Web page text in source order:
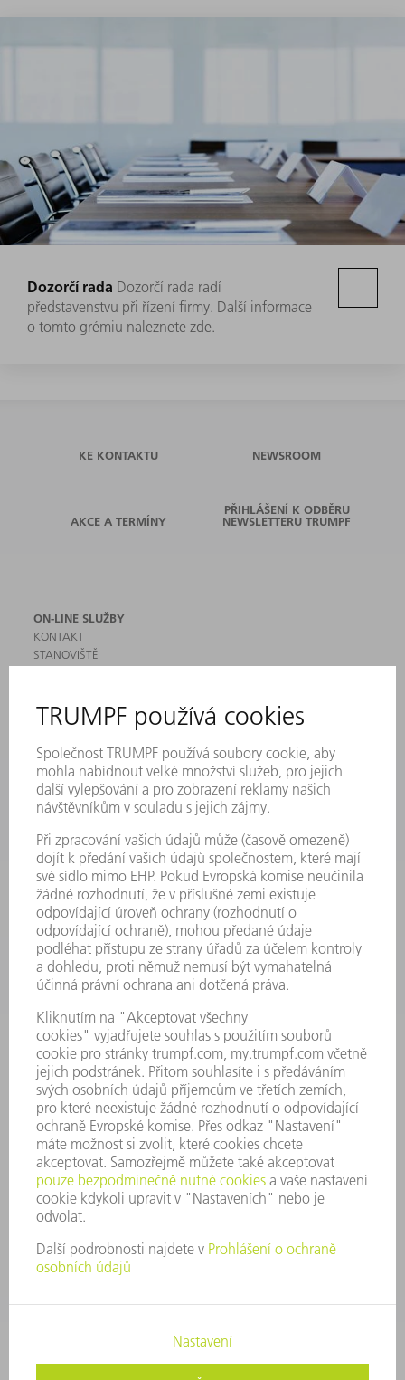
Dozorčí rada Dozorčí rada radí
představenstvu při řízení firmy. Další informace
o tomto grémiu naleznete zde.
KE KONTAKTU NEWSROOM
AKCE A TERMÍNY
PŘIHLÁŠENÍ K ODBĚRU
NEWSLETTERU TRUMPF
ON-LINE SLUŽBY
KONTAKT
STANOVIŠTĚ
MYTRUMPF
BEZPEČNOSTNÍ LISTY
PRODUKTY
STROJE & SYSTÉMY
LASER
VÝKONOVÁ ELEKTRONIKA
ELEKTRICKÉ NÁŘADÍ
SMART FACTORY
SOFTWARE
SERVIS
POUŽITÍ
ODVĚTVÍ
SPOLEČNOST
KARIÉRA
PRACOVNÍ NABÍDKY
PROFIL PODNIKU
VÝROČNÍ ZPRÁVA
ZÁSADY SPOLEČNOSTI
SHODA
SYSTÉM UPOZORŇOVAČŮ
SECURITY
TISKOVÉ ZPRÁVY
MAGAZÍN
UDRŽITELNOST
ŽIVOTNÍ PROSTŘEDÍ & KLIMA
SOCIÁLNÍ TÉMA & SPOLEČNOST
VEDENÍ FIRMY
OCHRANA DAT